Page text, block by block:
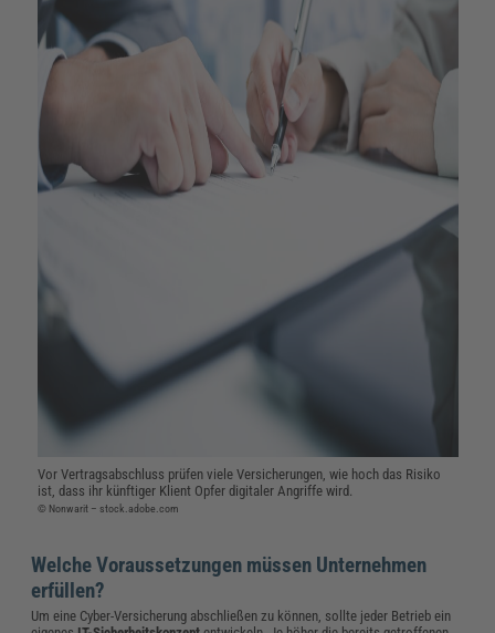
Vor Vertragsabschluss prüfen viele Versicherungen, wie hoch das Risiko
ist, dass ihr künftiger Klient Opfer digitaler Angriffe wird.
© Nonwarit – stock.adobe.com
Welche Voraussetzungen müssen Unternehmen
erfüllen?
Um eine Cyber-Versicherung abschließen zu können, sollte jeder Betrieb ein